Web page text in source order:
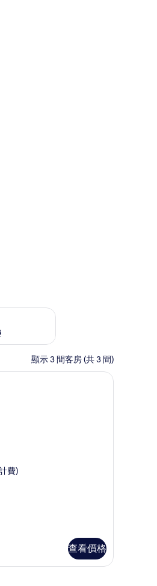
的供應情況
顯示 3 間客房 (共 3 間)
客房內保險箱、筆電工作空間、免費無線上網
費)
查看價格